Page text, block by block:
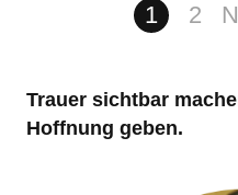
1 2
Trauer sichtbar
Hoffnung geben.